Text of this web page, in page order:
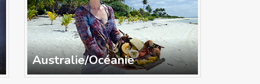
Australie/Océanie